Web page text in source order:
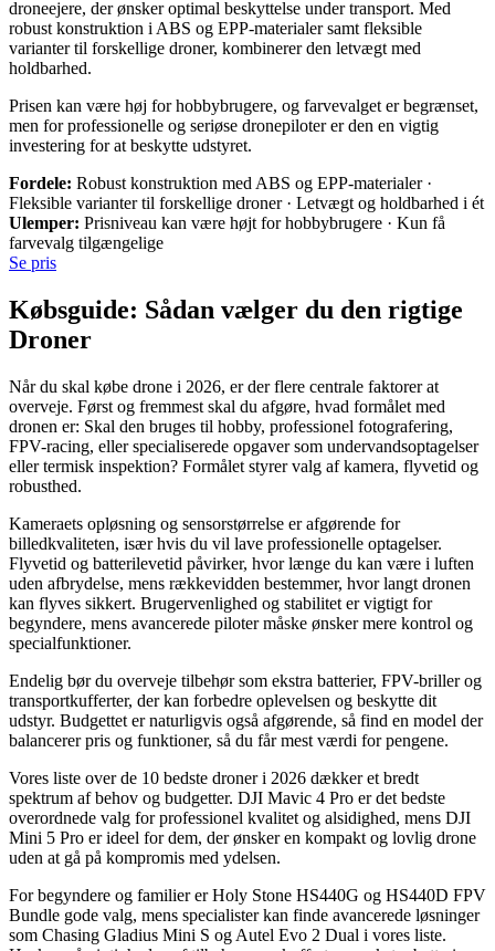
droneejere, der ønsker optimal beskyttelse under transport. Med
robust konstruktion i ABS og EPP-materialer samt fleksible
varianter til forskellige droner, kombinerer den letvægt med
holdbarhed.
Prisen kan være høj for hobbybrugere, og farvevalget er begrænset,
men for professionelle og seriøse dronepiloter er den en vigtig
investering for at beskytte udstyret.
Fordele: Robust konstruktion med ABS og EPP-materialer ·
Fleksible varianter til forskellige droner · Letvægt og holdbarhed i ét
Ulemper: Prisniveau kan være højt for hobbybrugere · Kun få
farvevalg tilgængelige
Se pris
Købsguide: Sådan vælger du den rigtige
Droner
Når du skal købe drone i 2026, er der flere centrale faktorer at
overveje. Først og fremmest skal du afgøre, hvad formålet med
dronen er: Skal den bruges til hobby, professionel fotografering,
FPV-racing, eller specialiserede opgaver som undervandsoptagelser
eller termisk inspektion? Formålet styrer valg af kamera, flyvetid og
robusthed.
Kameraets opløsning og sensorstørrelse er afgørende for
billedkvaliteten, især hvis du vil lave professionelle optagelser.
Flyvetid og batterilevetid påvirker, hvor længe du kan være i luften
uden afbrydelse, mens rækkevidden bestemmer, hvor langt dronen
kan flyves sikkert. Brugervenlighed og stabilitet er vigtigt for
begyndere, mens avancerede piloter måske ønsker mere kontrol og
specialfunktioner.
Endelig bør du overveje tilbehør som ekstra batterier, FPV-briller og
transportkufferter, der kan forbedre oplevelsen og beskytte dit
udstyr. Budgettet er naturligvis også afgørende, så find en model der
balancerer pris og funktioner, så du får mest værdi for pengene.
Vores liste over de 10 bedste droner i 2026 dækker et bredt
spektrum af behov og budgetter. DJI Mavic 4 Pro er det bedste
overordnede valg for professionel kvalitet og alsidighed, mens DJI
Mini 5 Pro er ideel for dem, der ønsker en kompakt og lovlig drone
uden at gå på kompromis med ydelsen.
For begyndere og familier er Holy Stone HS440G og HS440D FPV
Bundle gode valg, mens specialister kan finde avancerede løsninger
som Chasing Gladius Mini S og Autel Evo 2 Dual i vores liste.